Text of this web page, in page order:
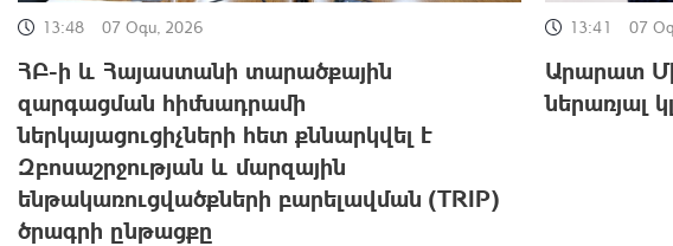
13:48 07 Օգս, 2026
ՀԲ-ի և Հայաստանի տարածքային
զարգացման հիմնադրամի
ներկայացուցիչների հետ քննարկվել է
Զբոսաշրջության և մարզային
ենթակառուցվածքների բարելավման (TRIP)
ծրագրի ընթացքը
13:41 07
Արարատ
ներառյալ